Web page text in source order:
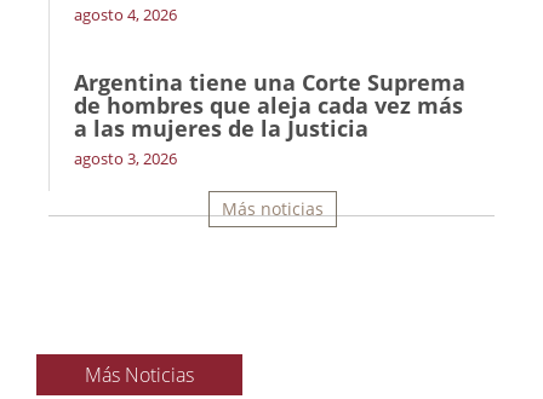
agosto 4, 2026
Argentina tiene una Corte Suprema
de hombres que aleja cada vez más
a las mujeres de la Justicia
agosto 3, 2026
Más noticias
Más Noticias